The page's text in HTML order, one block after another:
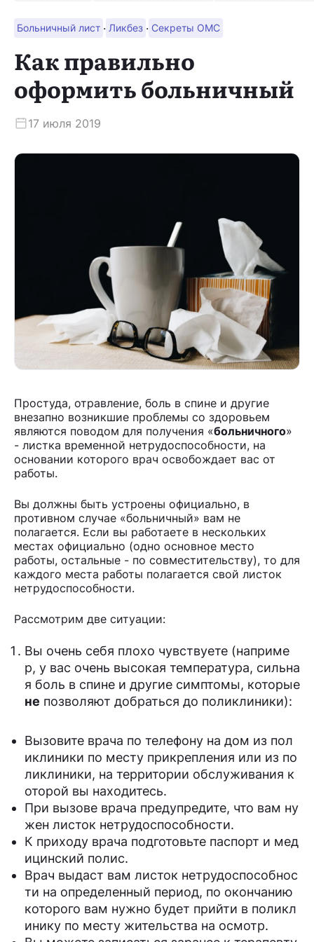
Больничный лист · Ликбез · Секреты ОМС
Как правильно
оформить больничный
17 июля 2019
Простуда, отравление, боль в спине и другие
внезапно возникшие проблемы со здоровьем
являются поводом для получения «больничного»
- листка временной нетрудоспособности, на
основании которого врач освобождает вас от
работы.
Вы должны быть устроены официально, в
противном случае «больничный» вам не
полагается. Если вы работаете в нескольких
местах официально (одно основное место
работы, остальные - по совместительству), то для
каждого места работы полагается свой листок
нетрудоспособности.
Рассмотрим две ситуации:
Вы очень себя плохо чувствуете (наприме
р, у вас очень высокая температура, сильна
я боль в спине и другие симптомы, которые
не позволяют добраться до поликлиники):
Вызовите врача по телефону на дом из пол
иклиники по месту прикрепления или из по
ликлиники, на территории обслуживания к
оторой вы находитесь.
При вызове врача предупредите, что вам ну
жен листок нетрудоспособности.
К приходу врача подготовьте паспорт и мед
ицинский полис.
Врач выдаст вам листок нетрудоспособнос
ти на определенный период, по окончанию
которого вам нужно будет прийти в поликл
инику по месту жительства на осмотр.